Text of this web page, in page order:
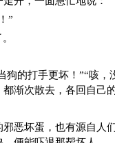
”
狗的打手更坏！”“咳，
渐次散去，各回自己的
恶坏蛋，也有源自人